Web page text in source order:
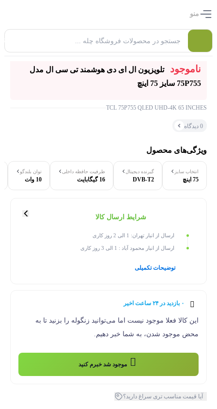
منو
ناموجود
تلویزیون ال ای دی هوشمند تی سی ال مدل
75P755 سایز 75 اینچ
TCL 75P755 QLED UHD-4K 65 INCHES
0 دیدگاه
ویژگی‌های محصول
انتخاب سایز
75 اینچ
گیرنده دیجیتال
DVB-T2
ظرفیت حافظه داخلی
16 گیگابایت
توان بلندگو
10 وات
شرایط ارسال کالا
ارسال از انبار تهران: 1 الی 2 روز کاری
ارسال از انبار محمود آباد : 1 الی 3 روز کاری
توضیحات تکمیلی
۰ بازدید در ۲۴ ساعت اخیر
این کالا فعلا موجود نیست اما می‌توانید زنگوله را بزنید تا به
محض موجود شدن، به شما خبر دهیم.
موجود شد خبرم کنید
آیا قیمت مناسب تری سراغ دارید؟